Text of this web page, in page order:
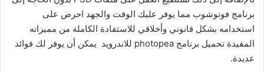
برنامج فوتوشوب مما يوفر عليك الوقت والجهد احرص على
استخدامه بشكل قانوني وأخلاقي للاستفادة الكاملة من مميزاته
المفيدة تحميل برنامج photopea للاندرويد يمكن أن يوفر لك فوائد
عديدة.